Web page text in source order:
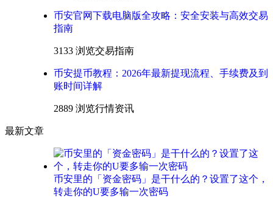
币安官网下载电脑版全攻略：安全安装与高效交易
指南
3133 浏览交易指南
币安提币教程：2026年最新提现流程、手续费及到
账时间详解
2889 浏览行情资讯
最新文章
币安里的「资金密码」是干什么的？设置了这个，
转走你的U要多输一次密码